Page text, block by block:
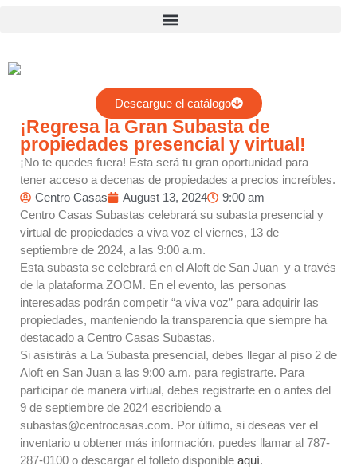
Search
Search
Recent Posts
Virtual Property Auction |
Subasta Virtual de Propiedades
| 24 de octubre
¡Llega nuevamente la Gran
Subasta de propiedades
presencial y virtual!
¡Regresa la Gran Subasta de
propiedades presencial y
virtual!
¡Participa en la Gran Subasta
Híbrida de Centro Casas!
Descargue el catálogo
¡Regresa la Gran Subasta de
propiedades presencial y virtual!
¡No te quedes fuera! Esta será tu gran oportunidad para
tener acceso a decenas de propiedades a precios increíbles.
Centro Casas
August 13, 2024
9:00 am
Centro Casas Subastas celebrará su subasta presencial y
virtual de propiedades a viva voz el viernes, 13 de
septiembre de 2024, a las 9:00 a.m.
Esta subasta se celebrará en el Aloft de San Juan y a través
de la plataforma ZOOM. En el evento, las personas
interesadas podrán competir “a viva voz” para adquirir las
propiedades, manteniendo la transparencia que siempre ha
destacado a Centro Casas Subastas.
Si asistirás a La Subasta presencial, debes llegar al piso 2 de
Aloft en San Juan a las 9:00 a.m. para registrarte. Para
participar de manera virtual, debes registrarte en o antes del
9 de septiembre de 2024 escribiendo a
subastas@centrocasas.com. Por último, si deseas ver el
inventario u obtener más información, puedes llamar al 787-
287-0100 o descargar el folleto disponible aquí.